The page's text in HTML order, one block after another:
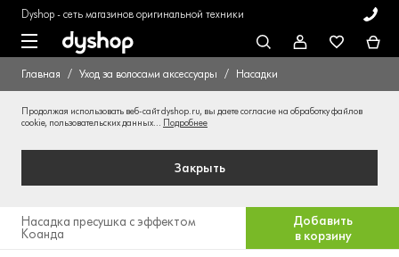
Dyshop - сеть магазинов оригинальной техники
Главная Уход за волосами аксессуары Насадки
Продолжая использовать веб-сайт dyshop.ru, вы даете согласие на обработку файлов
cookie, пользовательских данных... Подробнее
Закрыть
Насадка пресушка с эффектом
Коанда
Добавить
в корзину